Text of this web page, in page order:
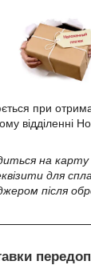
при
відділенні
на карту
для
після